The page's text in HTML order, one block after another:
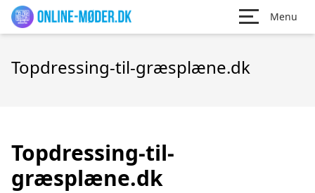
Menu
Topdressing-til-græsplæne.dk
Topdressing-til-
græsplæne.dk